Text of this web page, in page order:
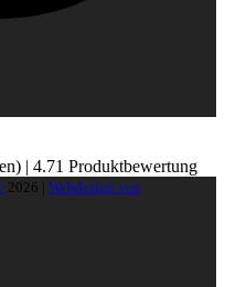
| 4.71 Produktbewertung
2026 Webdesign von